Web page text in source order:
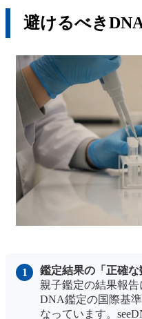
避けるべき
鑑定結果の「正確
親子鑑定の結果報
DNA鑑定の国際基
なっています。